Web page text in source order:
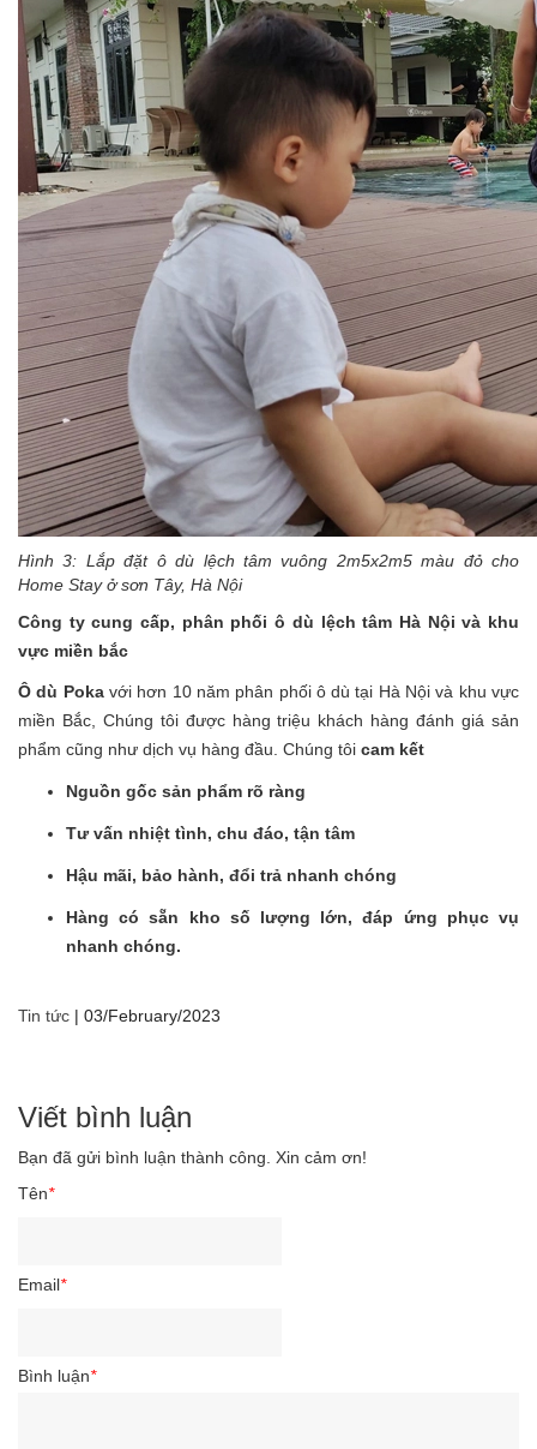
Hình 3: Lắp đặt ô dù lệch tâm vuông 2m5x2m5 màu đỏcho
Home Stay ở sơn Tây, Hà Nội
Công ty cung cấp, phân phốiô dù lệch tâm Hà Nội và khu
vực miền bắc
Ô dù Pokavới hơn 10 năm phân phối ô dù tại Hà Nội và khu vực
miền Bắc, Chúng tôi được hàng triệu khách hàng đánh giá sản
phẩm cũng như dịch vụ hàng đầu. Chúng tôi cam kết
Nguồn gốc sản phẩm rõ ràng
Tư vấn nhiệt tình, chu đáo, tận tâm
Hậu mãi, bảo hành, đổi trả nhanh chóng
Hàng có sẵn kho số lượng lớn, đáp ứng phục vụ
nhanh chóng.
Tin tức | 03/February/2023
Viết bình luận
Bạn đã gửi bình luận thành công. Xin cảm ơn!
Tên*
Email*
Bình luận*